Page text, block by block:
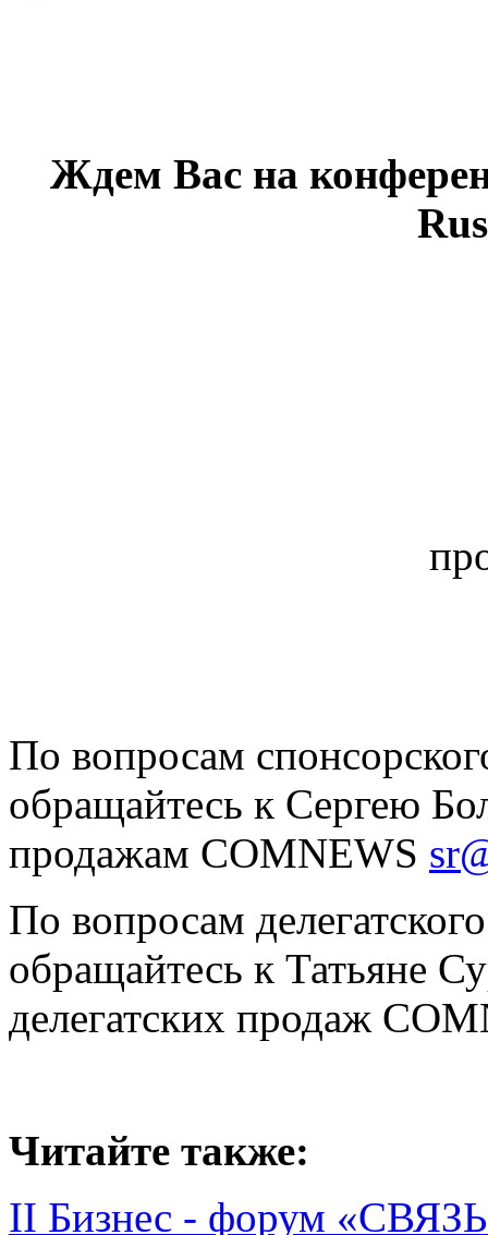
Ждем Вас на
По вопросам
обращайтесь к Сергею
продажам COMNEWS
По вопросам
обращайтесь к Татьяне
делегатских продаж
Читайте также:
II Бизнес - форум